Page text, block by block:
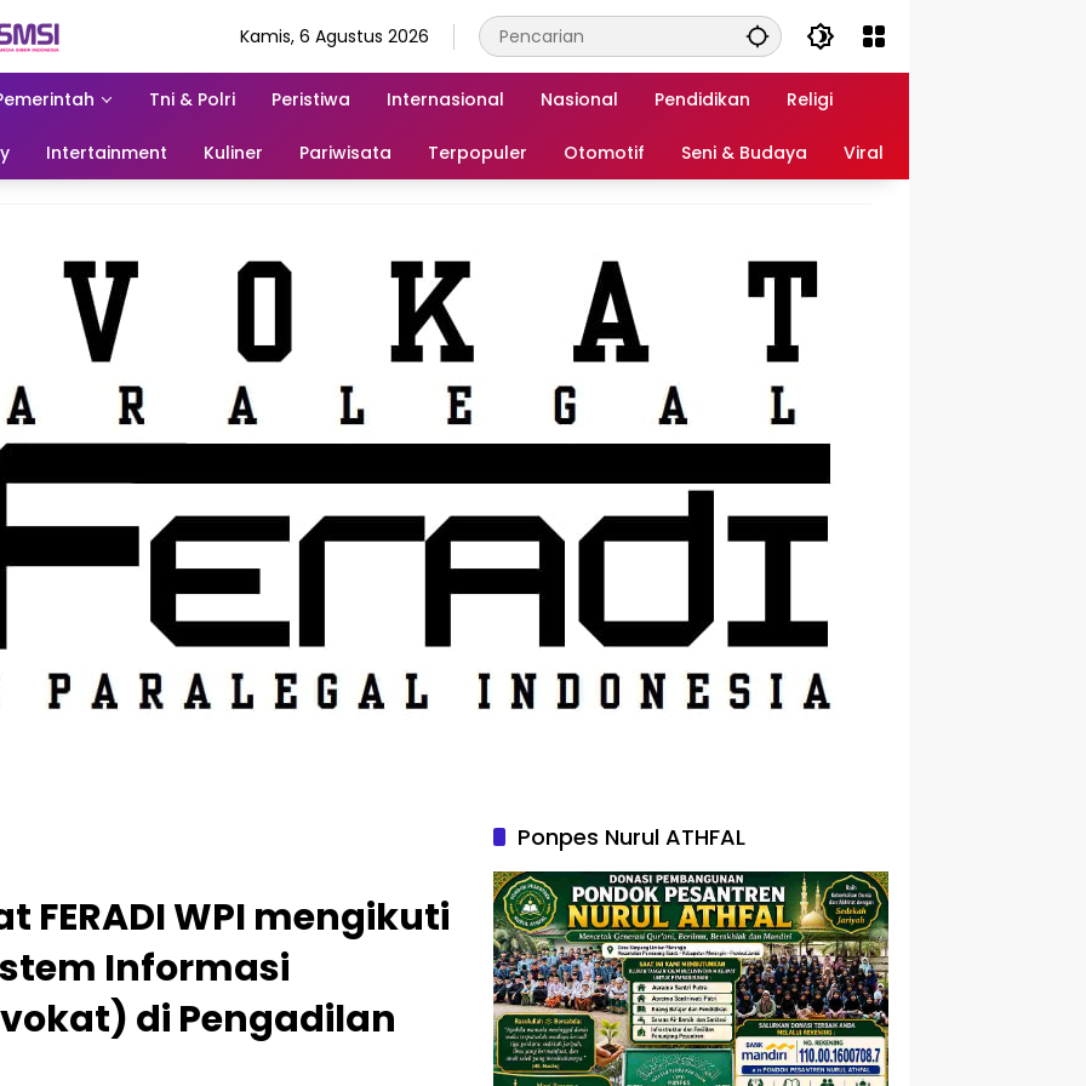
Kamis, 6 Agustus 2026
Tni & Polri Peristiwa Internasional Nasional Pendidikan Religi
Intertainment Kuliner Pariwisata Terpopuler Otomotif Seni & Budaya Viral
FERADI WPI mengikuti
Informasi
di Pengadilan
Ponpes Nurul ATHFAL